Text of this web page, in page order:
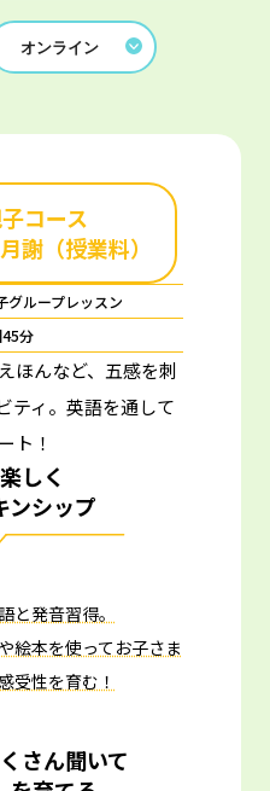
オンライン
コース
謝（授業料）
グループレッスン
分
ほんなど、五感を刺
ィ。 英語を通して
ト！
しく
ンシップ
と発音習得。
絵本を使ってお子さま
受性を育む！
さん聞いて